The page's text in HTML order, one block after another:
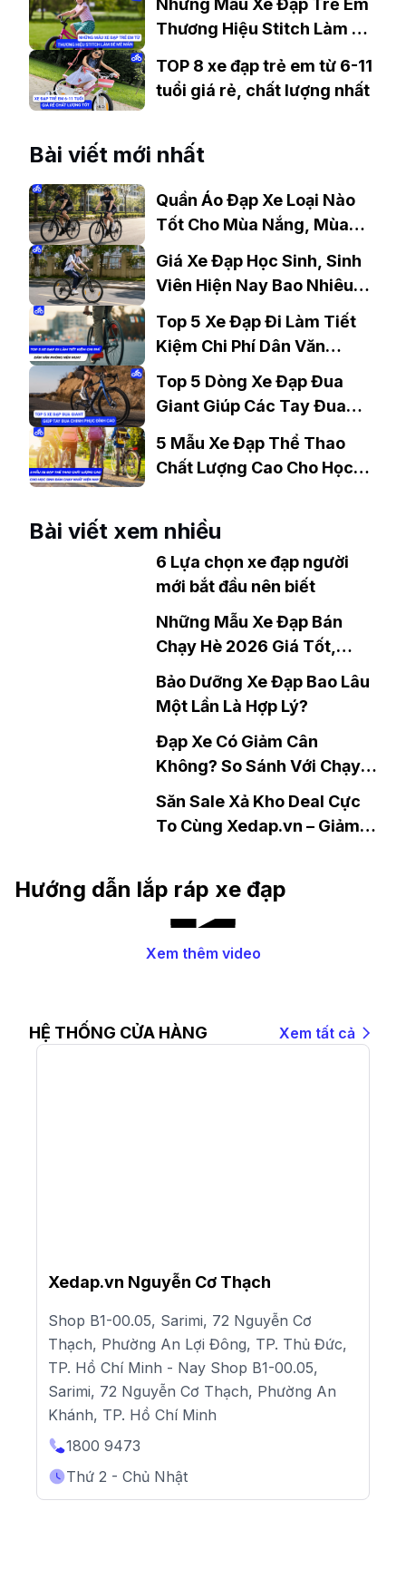
Những Mẫu Xe Đạp Trẻ Em
Thương Hiệu Stitch Làm Bé
TOP 8 xe đạp trẻ em từ 6-11
tuổi giá rẻ, chất lượng nhất
Bài viết mới nhất
Quần Áo Đạp Xe Loại Nào
Tốt Cho Mùa Nắng, Mùa
Giá Xe Đạp Học Sinh, Sinh
Viên Hiện Nay Bao Nhiêu?
Top 5 Xe Đạp Đi Làm Tiết
Kiệm Chi Phí Dân Văn
Phòng Nên Mua?
Top 5 Dòng Xe Đạp Đua
Giant Giúp Các Tay Đua
Chinh Phục Đỉnh Cao
5 Mẫu Xe Đạp Thể Thao
Chất Lượng Cao Cho Học
Bài viết xem nhiều
6 Lựa chọn xe đạp người
mới bắt đầu nên biết
Những Mẫu Xe Đạp Bán
Chạy Hè 2026 Giá Tốt,
Thiết Kế Đẹp
Bảo Dưỡng Xe Đạp Bao Lâu
Một Lần Là Hợp Lý?
Đạp Xe Có Giảm Cân
Không? So Sánh Với Chạy
Bộ?
Săn Sale Xả Kho Deal Cực
To Cùng Xedap.vn – Giảm
Hướng dẫn lắp ráp xe đạp
Xem thêm video
HỆ THỐNG CỬA HÀNG Xem tất cả
Xedap.vn Nguyễn Cơ Thạch
Shop B1-00.05, Sarimi, 72 Nguyễn Cơ
Thạch, Phường An Lợi Đông, TP. Thủ Đức,
TP. Hồ Chí Minh - Nay Shop B1-00.05,
Sarimi, 72 Nguyễn Cơ Thạch, Phường An
Khánh, TP. Hồ Chí Minh
1800 9473
Thứ 2 - Chủ Nhật